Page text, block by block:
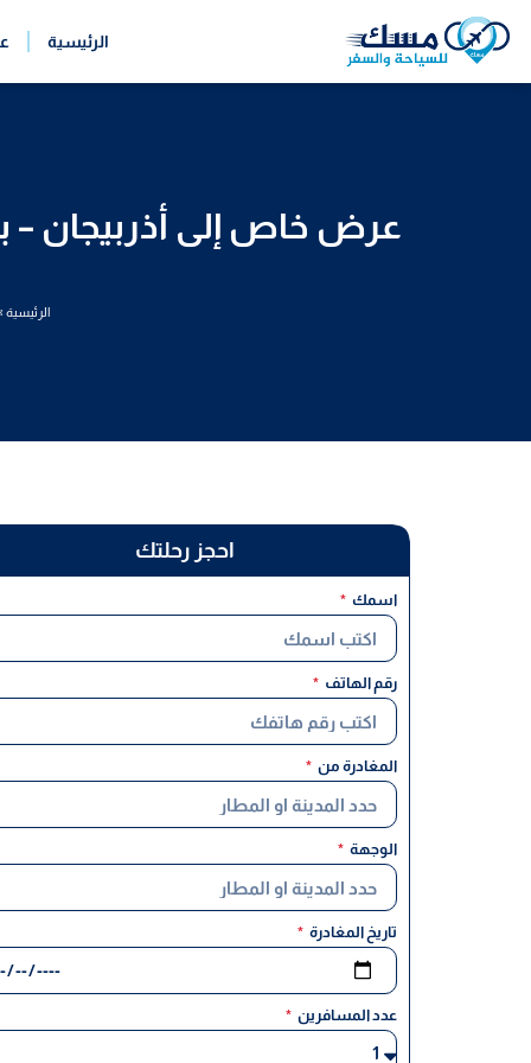
تخطي
الرئيسية
الرئيسية
احجز رحلتك
اسمك
رقم الهاتف
المغادرة من
الوجهة
تاريخ المغادرة
عدد المسافرين